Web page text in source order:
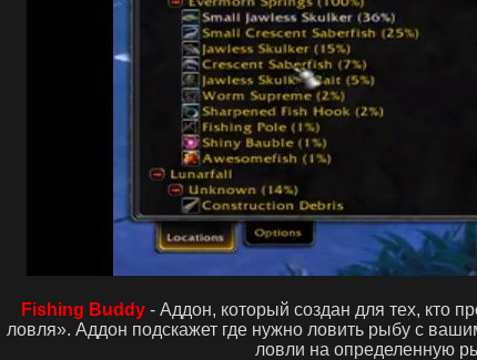
Fishing Buddy - Аддон, который создан для тех, кто
ловля». Аддон подскажет где нужно ловить рыбу с
ловли на определенную